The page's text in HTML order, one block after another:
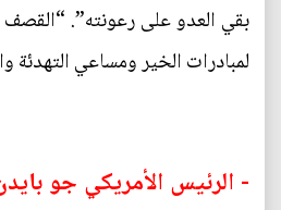
بقي العدو على رعونته”.
لمبادرات الخير ومساعي التهدئة
- الرئيس الأمريكي جو